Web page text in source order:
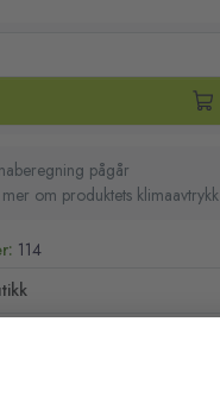
pågår
mer om produktets klimaavtrykk
114